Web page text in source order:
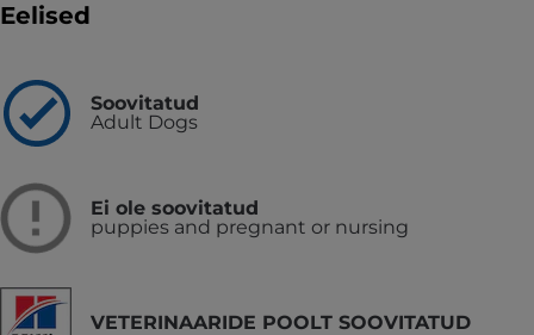
Eelised
Soovitatud
Adult Dogs
Ei ole soovitatud
puppies and pregnant or nursing
VETERINAARIDE POOLT SOOVITATUD